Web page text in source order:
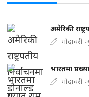
अमेरिकी
गोदावरी
भारतमा
गोदावरी